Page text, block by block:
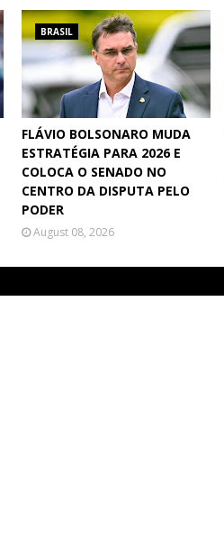
BRASIL
FLÁVIO BOLSONARO MUDA
ESTRATÉGIA PARA 2026 E
COLOCA O SENADO NO
CENTRO DA DISPUTA PELO
PODER
August 08, 2026